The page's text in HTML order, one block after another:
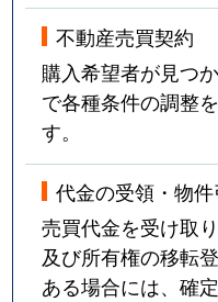
不動産売買契約
購入希望者が見つ
で各種条件の調整
す。
代金の受領・物件
売買代金を受け取
及び所有権の移転
ある場合には、確